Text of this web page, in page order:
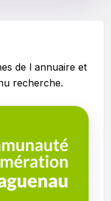
de l annuaire et
recherche.